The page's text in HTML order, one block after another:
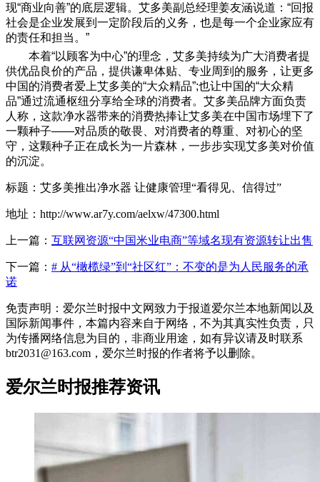
现“商业向善”的底层逻辑。艾多美副总经理姜友涵说道：“回报
社会是企业发展到一定阶段后的义务，也是每一个企业家应有
的责任和担当。”
本着“以顾客为中心”的理念，艾多美持续为广大消费者提
供优品良价的产品，提供谦卑体贴、专业周到的服务，让更多
中国的消费者爱上艾多美的“大众精品”;也让中国的“大众精
品”通过流通枢纽分享给全球的消费者。艾多美品牌方面负责
人称，这款净水器带来的消费热捧让艾多美在中国市场埋下了
一颗种子——对品质的敬畏、对消费者的尊重、对初心的坚
守，这颗种子正在成长为一片森林，一步步实现艾多美对价值
的沉淀。
标题：艾多美推出净水器 让健康管理“看得见、信得过”
地址：http://www.ar7y.com/aelxw/47300.html
上一篇： 互联网资源“中国米业电商”等域名现有资源转让出售
下一篇： # 从“橄榄绿”到“社区红”：不变的是为人民服务的承
诺
免责声明：爱尔兰时报中文网致力于报道爱尔兰本地新闻以及
国际新闻事件，本篇内容来自于网络，不为其真实性负责，只
为传播网络信息为目的，非商业用途，如有异议请及时联系
btr2031@163.com，爱尔兰时报的作者将予以删除。
爱尔兰时报推荐资讯